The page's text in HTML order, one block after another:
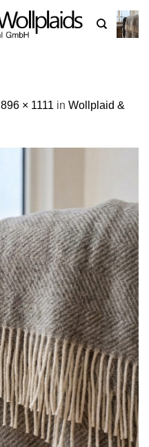
896 × 1111 in Wollplaid &